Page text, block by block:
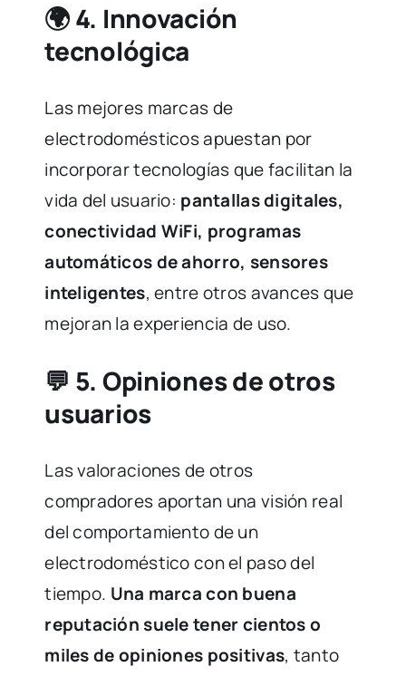
🌍 4. Innovación
tecnológica
Las mejores marcas de
electrodomésticos apuestan por
incorporar tecnologías que facilitan la
vida del usuario: pantallas digitales,
conectividad WiFi, programas
automáticos de ahorro, sensores
inteligentes, entre otros avances que
mejoran la experiencia de uso.
💬 5. Opiniones de otros
usuarios
Las valoraciones de otros
compradores aportan una visión real
del comportamiento de un
electrodoméstico con el paso del
tiempo. Una marca con buena
reputación suele tener cientos o
miles de opiniones positivas, tanto